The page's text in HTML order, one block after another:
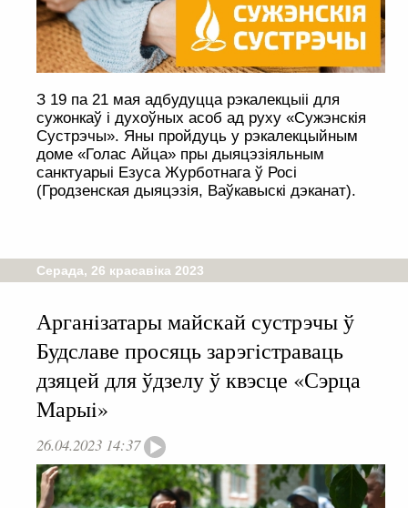
З 19 па 21 мая адбудуцца рэкалекцыіі для
сужонкаў і духоўных асоб ад руху «Сужэнскія
Сустрэчы». Яны пройдуць у рэкалекцыйным
доме «Голас Айца» пры дыяцэзіяльным
санктуарыі Езуса Журботнага ў Росі
(Гродзенская дыяцэзія, Ваўкавыскі дэканат).
Серада, 26 красавіка 2023
Арганiзатары майскай сустрэчы ў
Будславе просяць зарэгiстраваць
дзяцей для ўдзелу ў квэсце «Сэрца
Марыi»
26.04.2023 14:37